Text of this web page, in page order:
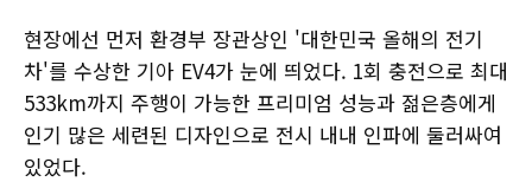
현장에선 먼저 환경부 장관상인 '대한민국 올해의 전기
차'를 수상한 기아 EV4가 눈에 띄었다. 1회 충전으로 최대
533km까지 주행이 가능한 프리미엄 성능과 젊은층에게
인기 많은 세련된 디자인으로 전시 내내 인파에 둘러싸여
있었다.